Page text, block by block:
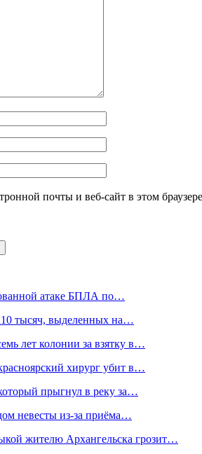
почты и веб-сайт в этом
атаке БПЛА по…
тысяч, выделенных на…
лет колонии за взятку в…
хирург убит в…
прыгнул в реку за…
невесты из-за приёма…
жителю Архангельска грозит…